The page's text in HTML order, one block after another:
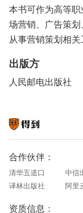
本书可作为高等
场营销、广告策
从事营销策划相关
出版方
人民邮电出版社
合作伙伴：
清华五道口 中信
译林出版社
阿里
资质信息：